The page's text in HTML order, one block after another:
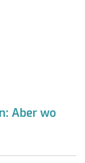
Aber wo